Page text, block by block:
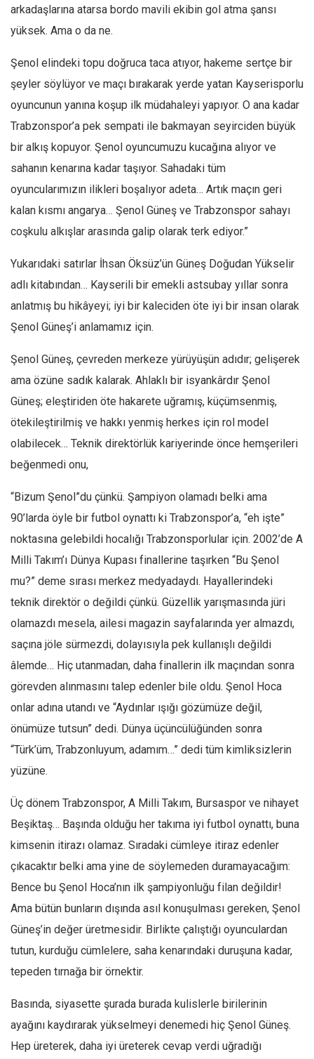
Kategoriler
Kitap
Karisi kitap sualleri
7 soruda bu hafta
Ekonomi
Spor
Gıda-Beslenme
Türkiye
Asya
Afrika
Düşünce
arkadaşlarına atarsa bordo mavili ekibin gol atma şansı
yüksek. Ama o da ne.
Şenol elindeki topu doğruca taca atıyor, hakeme sertçe bir
şeyler söylüyor ve maçı bırakarak yerde yatan Kayserisporlu
oyuncunun yanına koşup ilk müdahaleyi yapıyor. O ana kadar
Trabzonspor’a pek sempati ile bakmayan seyirciden büyük
bir alkış kopuyor. Şenol oyuncumuzu kucağına alıyor ve
sahanın kenarına kadar taşıyor. Sahadaki tüm
oyuncularımızın ilikleri boşalıyor adeta… Artık maçın geri
kalan kısmı angarya… Şenol Güneş ve Trabzonspor sahayı
coşkulu alkışlar arasında galip olarak terk ediyor.”
Yukarıdaki satırlar İhsan Öksüz’ün Güneş Doğudan Yükselir
adlı kitabından… Kayserili bir emekli astsubay yıllar sonra
anlatmış bu hikâyeyi; iyi bir kaleciden öte iyi bir insan olarak
Şenol Güneş’i anlamamız için.
Şenol Güneş, çevreden merkeze yürüyüşün adıdır; gelişerek
ama özüne sadık kalarak. Ahlaklı bir isyankârdır Şenol
Güneş; eleştiriden öte hakarete uğramış, küçümsenmiş,
ötekileştirilmiş ve hakkı yenmiş herkes için rol model
olabilecek… Teknik direktörlük kariyerinde önce hemşerileri
beğenmedi onu,
“Bizum Şenol”du çünkü. Şampiyon olamadı belki ama
90’larda öyle bir futbol oynattı ki Trabzonspor’a, “eh işte”
noktasına gelebildi hocalığı Trabzonsporlular için. 2002’de A
Milli Takım’ı Dünya Kupası finallerine taşırken “Bu Şenol
mu?” deme sırası merkez medyadaydı. Hayallerindeki
teknik direktör o değildi çünkü. Güzellik yarışmasında jüri
olamazdı mesela, ailesi magazin sayfalarında yer almazdı,
saçına jöle sürmezdi, dolayısıyla pek kullanışlı değildi
âlemde… Hiç utanmadan, daha finallerin ilk maçından sonra
görevden alınmasını talep edenler bile oldu. Şenol Hoca
onlar adına utandı ve “Aydınlar ışığı gözümüze değil,
önümüze tutsun” dedi. Dünya üçüncülüğünden sonra
“Türk’üm, Trabzonluyum, adamım…” dedi tüm kimliksizlerin
yüzüne.
Üç dönem Trabzonspor, A Milli Takım, Bursaspor ve nihayet
Beşiktaş… Başında olduğu her takıma iyi futbol oynattı, buna
kimsenin itirazı olamaz. Sıradaki cümleye itiraz edenler
çıkacaktır belki ama yine de söylemeden duramayacağım:
Bence bu Şenol Hoca’nın ilk şampiyonluğu filan değildir!
Ama bütün bunların dışında asıl konuşulması gereken, Şenol
Güneş’in değer üretmesidir. Birlikte çalıştığı oyunculardan
tutun, kurduğu cümlelere, saha kenarındaki duruşuna kadar,
tepeden tırnağa bir örnektir.
Basında, siyasette şurada burada kulislerle birilerinin
ayağını kaydırarak yükselmeyi denemedi hiç Şenol Güneş.
Hep üreterek, daha iyi üreterek cevap verdi uğradığı